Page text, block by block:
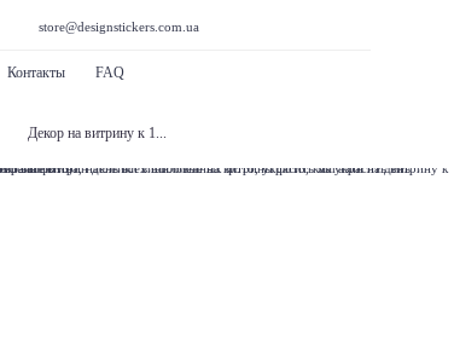
store@designstickers.com.ua
Контакты FAQ
Декор на витрину к 1...